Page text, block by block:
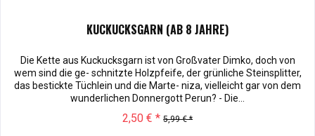
KUCKUCKSGARN (AB 8 JAHRE)
Die Kette aus Kuckucksgarn ist von Großvater Dimko, doch von
wem sind die ge- schnitzte Holzpfeife, der grünliche Steinsplitter,
das bestickte Tüchlein und die Marte- niza, vielleicht gar von dem
wunderlichen Donnergott Perun? - Die...
2,50 € * 5,99 € *